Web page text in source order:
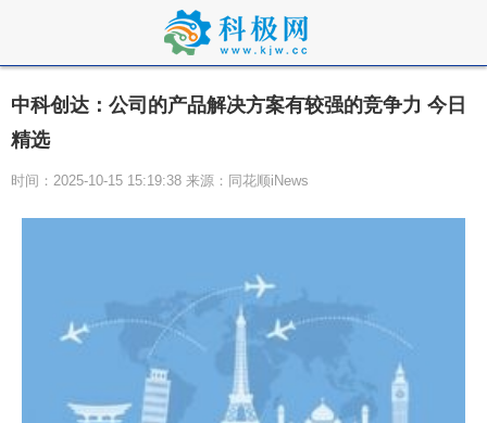
中科创达：公司的产品解决方案有较强的竞争力 今日
精选
时间：2025-10-15 15:19:38 来源：同花顺iNews